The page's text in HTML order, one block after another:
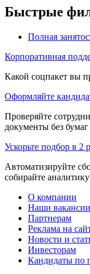
Быстрые
Полная
Корпоративная
Какой соцпакет вы
Оформляйте
Проверяйте
документы без
Ускорьте подбор в 2
Автоматизируйте
собирайте
О компании
Наши вакансии
Партнерам
Реклама на
Новости и
Инвесторам
Кандидаты по